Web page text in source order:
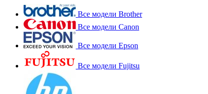
Все модели Brother
Все модели Canon
Все модели Epson
Все модели Fujitsu